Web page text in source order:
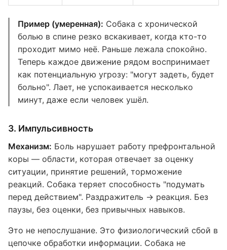
Пример (умеренная): Собака с хронической
болью в спине резко вскакивает, когда кто-то
проходит мимо неё. Раньше лежала спокойно.
Теперь каждое движение рядом воспринимает
как потенциальную угрозу: "могут задеть, будет
больно". Лает, не успокаивается несколько
минут, даже если человек ушёл.
3. Импульсивность
Механизм: Боль нарушает работу префронтальной
коры — области, которая отвечает за оценку
ситуации, принятие решений, торможение
реакций. Собака теряет способность "подумать
перед действием". Раздражитель → реакция. Без
паузы, без оценки, без привычных навыков.
Это не непослушание. Это физиологический сбой в
цепочке обработки информации. Собака не